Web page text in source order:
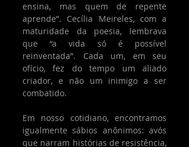
ensina, mas quem de repente
aprende”. Cecília Meireles, com a
maturidade da poesia, lembrava
que “a vida só é possível
reinventada”. Cada um, em seu
ofício, fez do tempo um aliado
criador, e não um inimigo a ser
combatido.
Em nosso cotidiano, encontramos
igualmente sábios anônimos: avós
que narram histórias de resistência,